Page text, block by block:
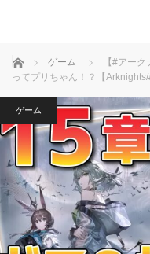
ホーム ゲーム
【#アー
ってプリちゃん！？【Arknights/
ゲーム